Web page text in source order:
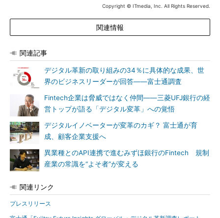
Copyright © ITmedia, Inc. All Rights Reserved.
関連情報
関連記事
デジタル革新の取り組みの34％に具体的な成果、世
界のビジネスリーダーが回答――富士通調査
Fintech企業は脅威ではなく仲間――三菱UFJ銀行の経
営トップが語る「デジタル変革」への覚悟
デジタルイノベーターが変革のカギ？ 富士通が育
成、顧客企業支援へ
異業種とのAPI連携で進むみずほ銀行のFintech 規制
産業の常識を“よそ者”が変える
関連リンク
プレスリリース